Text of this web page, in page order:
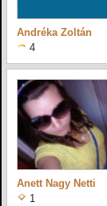
Andréka Zoltán
4
Anett Nagy Netti
1